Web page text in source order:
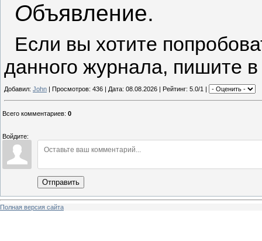
Объявление.
Если вы хотите
данного журнала, пишите
Добавил: John | Просмотров: 436 | Дата: 08.08.2026 | Рейтинг: 5.0/1 |
Всего комментариев: 0
Войдите:
Отправить
Полная версия сайта